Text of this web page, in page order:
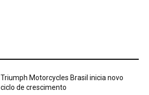
Triumph Motorcycles Brasil inicia novo
ciclo de crescimento